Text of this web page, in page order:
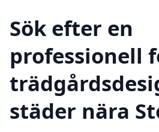
Sök efter en
professionell
städer nära